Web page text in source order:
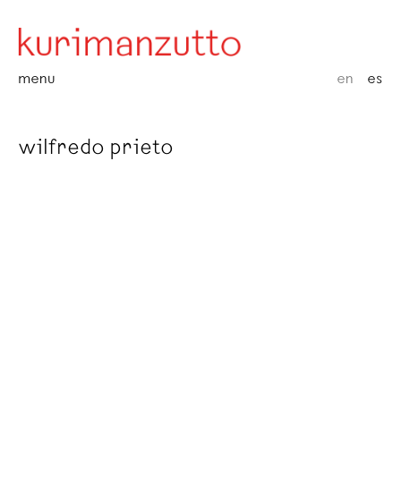
menu en es
wilfredo prieto